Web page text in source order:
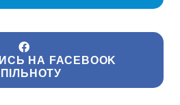
НА FACEBOOK